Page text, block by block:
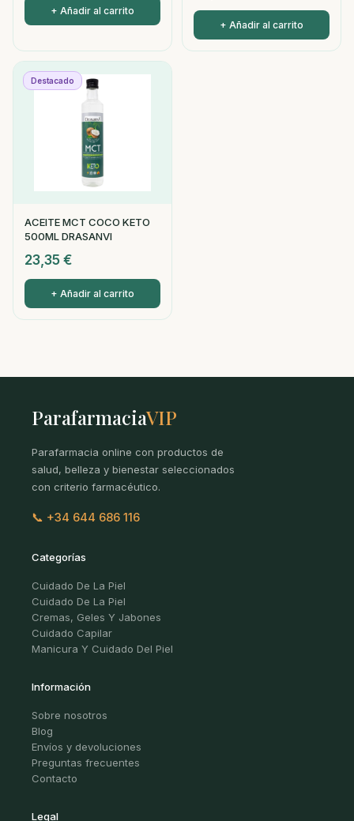
+ Añadir al carrito
+ Añadir al carrito
Destacado
ACEITE MCT COCO KETO
500ML DRASANVI
23,35 €
+ Añadir al carrito
ParafarmaciaVIP
Parafarmacia online con productos de
salud, belleza y bienestar seleccionados
con criterio farmacéutico.
📞 +34 644 686 116
Categorías
Cuidado De La Piel
Cuidado De La Piel
Cremas, Geles Y Jabones
Cuidado Capilar
Manicura Y Cuidado Del Piel
Información
Sobre nosotros
Blog
Envíos y devoluciones
Preguntas frecuentes
Contacto
Legal